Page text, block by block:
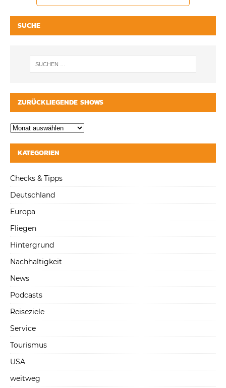
SUCHE
ZURÜCKLIEGENDE SHOWS
KATEGORIEN
Checks & Tipps
Deutschland
Europa
Fliegen
Hintergrund
Nachhaltigkeit
News
Podcasts
Reiseziele
Service
Tourismus
USA
weitweg